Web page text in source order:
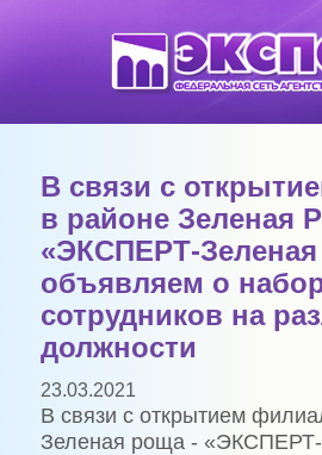
В связи с
в районе Зеленая
«ЭКСПЕРТ-
объявляем о
сотрудников на
должности
23.03.2021
В связи с открытием
Зеленая роща -